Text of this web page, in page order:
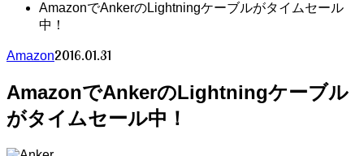
AmazonでAnkerのLightningケーブルがタイムセール
中！
Amazon2016.01.31
AmazonでAnkerのLightningケーブル
がタイムセール中！